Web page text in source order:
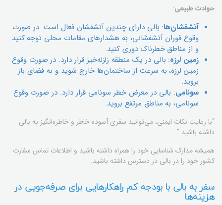
حوادث طبیعی:
آتشفشان‌ها: بالی دارای چندین آتشفشان فعال است. در صورت
وقوع فوران آتشفشانی، به هشدارهای مقامات محلی توجه کنید
و از مناطق خطرناک دوری کنید.
زمین لرزه: بالی در یک منطقه زلزله‌خیز قرار دارد. در صورت وقوع
زمین لرزه، به سرعت از ساختمان‌ها خارج شوید و به فضای باز
بروید.
سونامی: بالی در معرض خطر سونامی قرار دارد. در صورت وقوع
سونامی، به مناطق مرتفع بروید.
“با رعایت نکات ایمنی، می‌توانید سفری آسوده خاطر و خاطره‌انگیز به بالی
داشته باشید.”
همیشه مدارک شناسایی خود را همراه داشته باشید و اطلاعات تماس سفارت
کشور خود را در بالی در دسترس داشته باشید.
سفر به بالی با بودجه کم راهکارهایی برای صرفه‌جویی در
هزینه‌ها